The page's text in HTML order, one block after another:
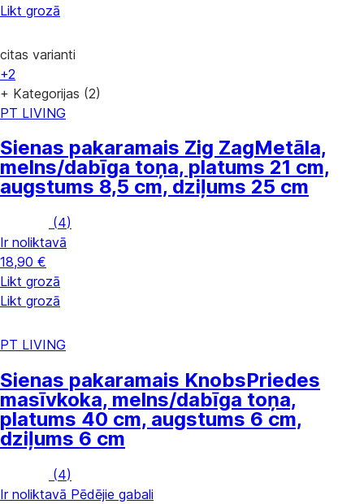
Likt grozā
citas varianti
+2
+ Kategorijas (2)
PT LIVING
Sienas pakaramais Zig ZagMetāla,
melns/dabīga toņa, platums 21 cm,
augstums 8,5 cm, dziļums 25 cm
(4)
Ir noliktavā
18,90 €
Likt grozā
Likt grozā
PT LIVING
Sienas pakaramais KnobsPriedes
masīvkoka, melns/dabīga toņa,
platums 40 cm, augstums 6 cm,
dziļums 6 cm
(4)
Ir noliktavā Pēdējie gabali